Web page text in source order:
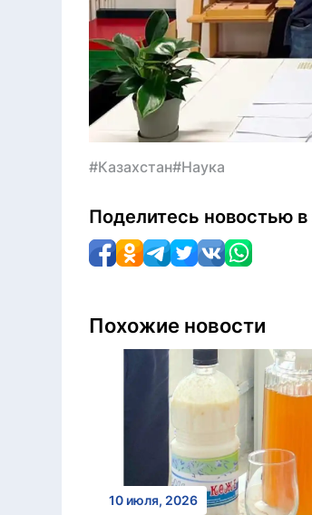
#Казахстан#Наука
Поделитесь новостью в
Похожие новости
10 июля, 2026